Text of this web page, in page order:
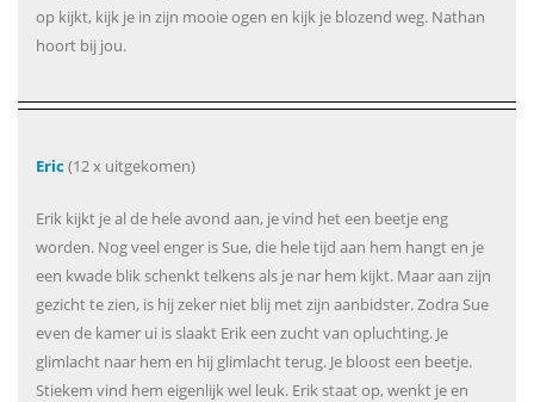
op kijkt, kijk je in zijn mooie ogen en kijk je blozend weg. Nathan
hoort bij jou.
Eric(12 x uitgekomen)
Erik kijkt je al de hele avond aan, je vind het een beetje eng
worden. Nog veel enger is Sue, die hele tijd aan hem hangt en je
een kwade blik schenkt telkens als je nar hem kijkt. Maar aan zijn
gezicht te zien, is hij zeker niet blij met zijn aanbidster. Zodra Sue
even de kamer ui is slaakt Erik een zucht van opluchting. Je
glimlacht naar hem en hij glimlacht terug. Je bloost een beetje.
Stiekem vind hem eigenlijk wel leuk. Erik staat op, wenkt je en